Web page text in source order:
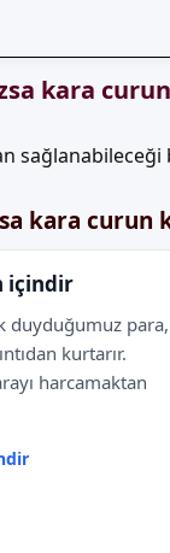
kara
kara curun
içindir
duyduğumuz para,
kurtarır.
harcamaktan